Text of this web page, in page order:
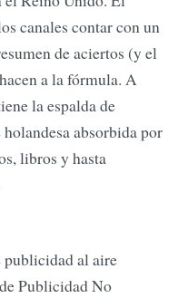
canales contar con un
de aciertos (y el
a la fórmula. A
la espalda de
absorbida por
libros y hasta
publicidad al aire
Publicidad No